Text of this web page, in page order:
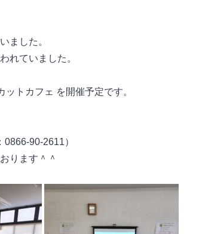
ました。
れていました。
トカフェ を開催予定です。
90-2611）
ります＾＾